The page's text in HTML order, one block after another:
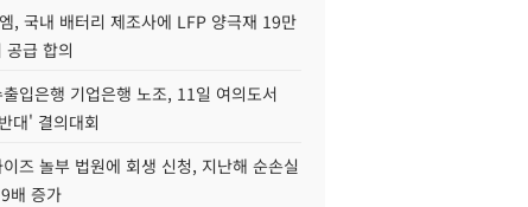
, 국내 배터리 제조사에 LFP 양극재 19만
급 합의
입은행 기업은행 노조, 11일 여의도서
대' 결의대회
즈 놀부 법원에 회생 신청, 지난해 순손실
배 증가